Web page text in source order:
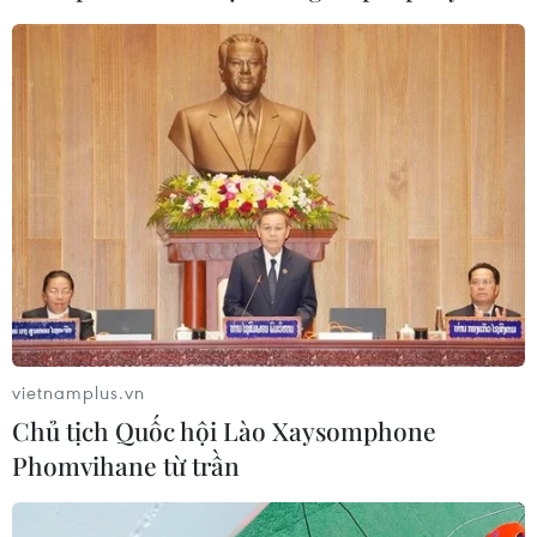
Quốc hội
Mexico triển khai hàng nghìn binh sỹ
bảo vệ các vùng trồng bơ trọng điểm
07/08/2026 00:09
Mỹ: Lãi suất thế chấp tăng lên mức
cao nhất kể từ tháng Bảy năm ngoái
Mỹ siết chặt quyền công dân theo nơi
sinh, mở rộng chống “du lịch sinh
vietnamplus.vn
Chủ tịch Quốc hội Lào Xaysomphone
Phomvihane từ trần